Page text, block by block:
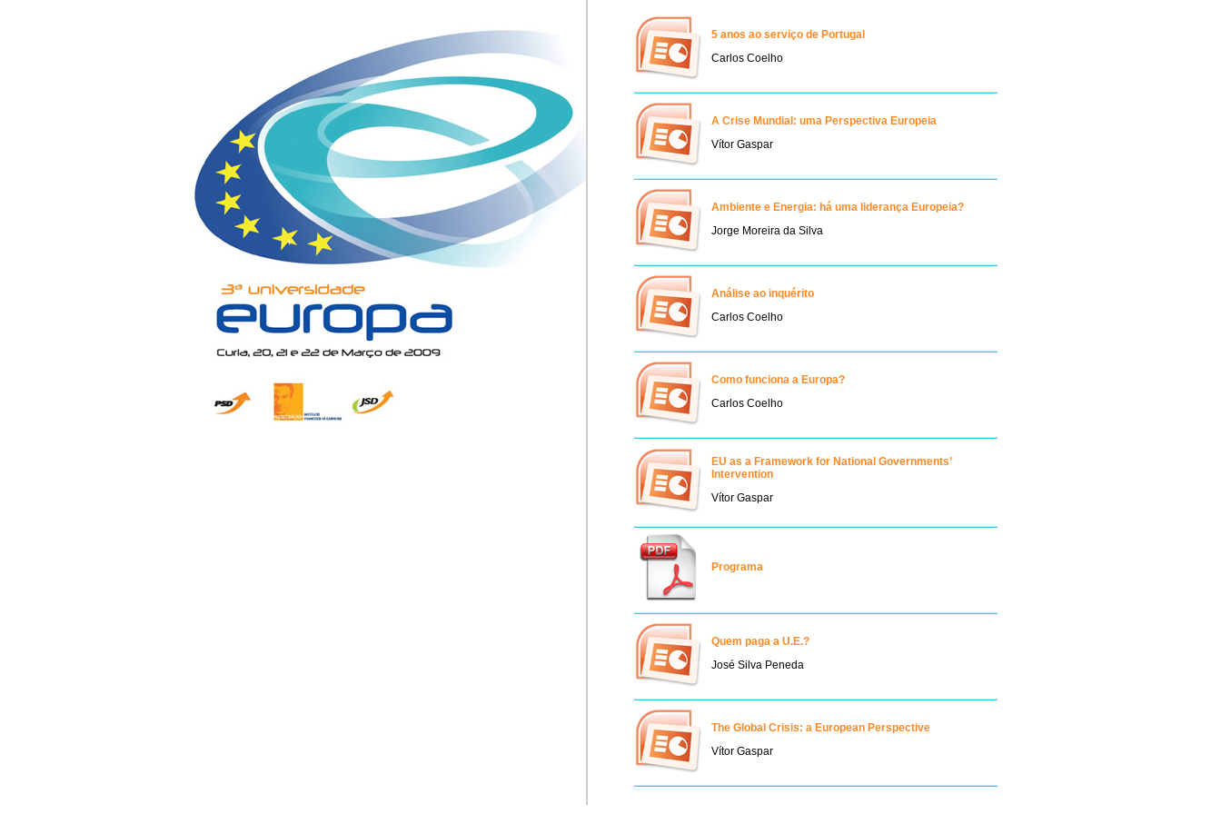
5 anos ao serviço de Portugal
Carlos Coelho
A Crise Mundial: uma Perspectiva Europeia
Vítor Gaspar
Ambiente e Energia: há uma liderança Europeia?
Jorge Moreira da Silva
Análise ao inquérito
Carlos Coelho
Como funciona a Europa?
Carlos Coelho
EU as a Framework for National Governments’
Intervention
Vítor Gaspar
Programa
Quem paga a U.E.?
José Silva Peneda
The Global Crisis: a European Perspective
Vítor Gaspar